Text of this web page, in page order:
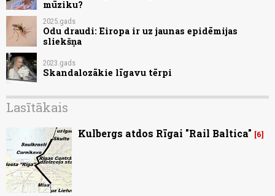
mūziku?
2025.gads
Odu draudi: Eiropa ir uz jaunas epidēmijas
sliekšņa
2023.gads
Skandalozākie līgavu tērpi
Lasītākais
Kulbergs atdos Rīgai "Rail Baltica" 6